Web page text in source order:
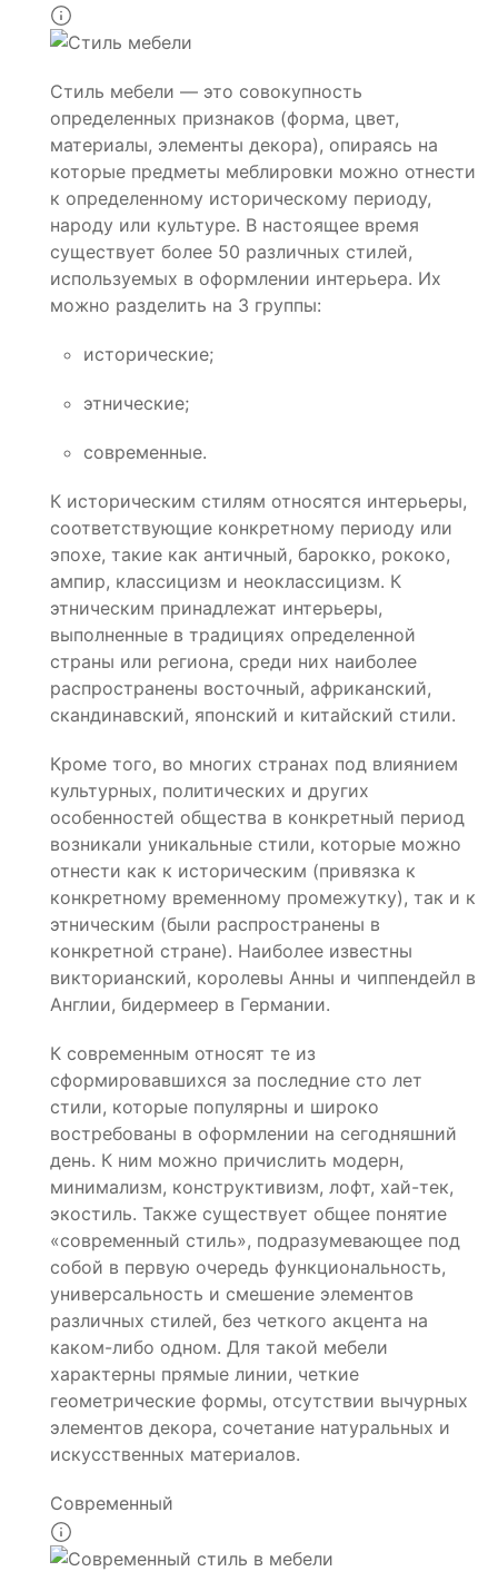
Стиль мебели — это совокупность
определенных признаков (форма, цвет,
материалы, элементы декора), опираясь на
которые предметы меблировки можно отнести
к определенному историческому периоду,
народу или культуре. В настоящее время
существует более 50 различных стилей,
используемых в оформлении интерьера. Их
можно разделить на 3 группы:
исторические;
этнические;
современные.
К историческим стилям относятся интерьеры,
соответствующие конкретному периоду или
эпохе, такие как античный, барокко, рококо,
ампир, классицизм и неоклассицизм. К
этническим принадлежат интерьеры,
выполненные в традициях определенной
страны или региона, среди них наиболее
распространены восточный, африканский,
скандинавский, японский и китайский стили.
Кроме того, во многих странах под влиянием
культурных, политических и других
особенностей общества в конкретный период
возникали уникальные стили, которые можно
отнести как к историческим (привязка к
конкретному временному промежутку), так и к
этническим (были распространены в
конкретной стране). Наиболее известны
викторианский, королевы Анны и чиппендейл в
Англии, бидермеер в Германии.
К современным относят те из
сформировавшихся за последние сто лет
стили, которые популярны и широко
востребованы в оформлении на сегодняшний
день. К ним можно причислить модерн,
минимализм, конструктивизм, лофт, хай-тек,
экостиль. Также существует общее понятие
«современный стиль», подразумевающее под
собой в первую очередь функциональность,
универсальность и смешение элементов
различных стилей, без четкого акцента на
каком-либо одном. Для такой мебели
характерны прямые линии, четкие
геометрические формы, отсутствии вычурных
элементов декора, сочетание натуральных и
искусственных материалов.
Современный